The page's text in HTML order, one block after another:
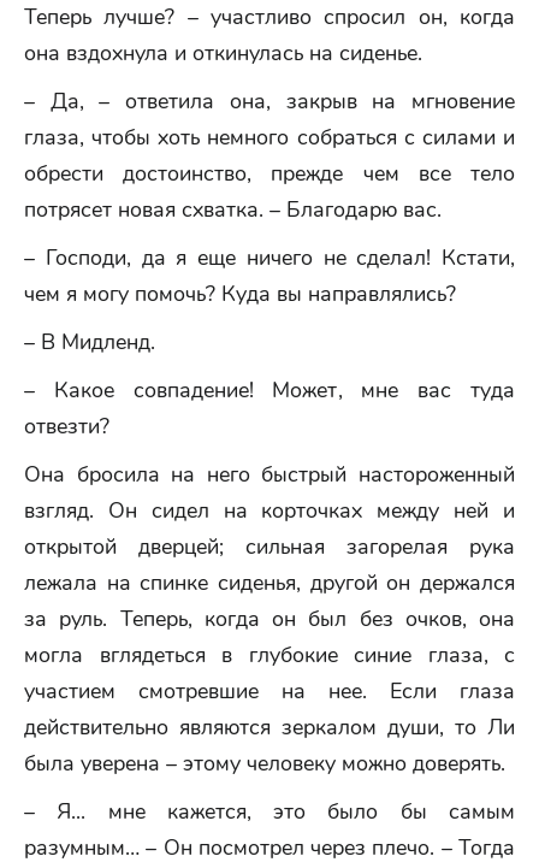
Теперь лучше? – участливо спросил он, когда
она вздохнула и откинулась на сиденье.
– Да, – ответила она, закрыв на мгновение
глаза, чтобы хоть немного собраться с силами и
обрести достоинство, прежде чем все тело
потрясет новая схватка. – Благодарю вас.
– Господи, да я еще ничего не сделал! Кстати,
чем я могу помочь? Куда вы направлялись?
– В Мидленд.
– Какое совпадение! Может, мне вас туда
отвезти?
Она бросила на него быстрый настороженный
взгляд. Он сидел на корточках между ней и
открытой дверцей; сильная загорелая рука
лежала на спинке сиденья, другой он держался
за руль. Теперь, когда он был без очков, она
могла вглядеться в глубокие синие глаза, с
участием смотревшие на нее. Если глаза
действительно являются зеркалом души, то Ли
была уверена – этому человеку можно доверять.
– Я... мне кажется, это было бы самым
разумным… – Он посмотрел через плечо. – Тогда